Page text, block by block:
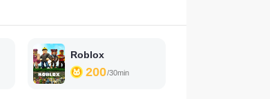
Roblox
200/30min